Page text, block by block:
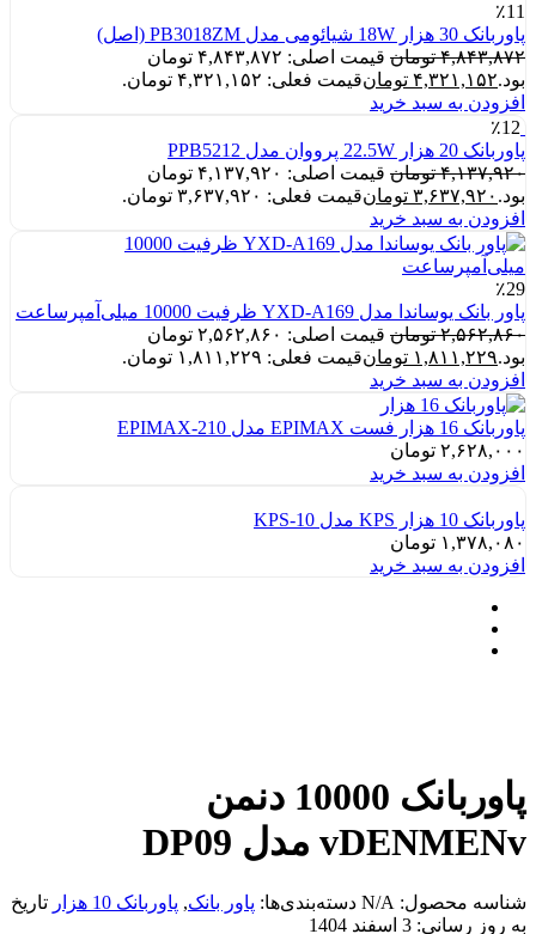
٪11
پاوربانک 30 هزار 18W شیائومی مدل PB3018ZM (اصل)
۴,۸۴۳,۸۷۲ تومان
قیمت اصلی: ۴,۸۴۳,۸۷۲ تومان
بود.۴,۳۲۱,۱۵۲ تومانقیمت فعلی: ۴,۳۲۱,۱۵۲ تومان.
افزودن به سبد خرید
٪12
پاوربانک 20 هزار 22.5W پرووان مدل PPB5212
۴,۱۳۷,۹۲۰ تومان
قیمت اصلی: ۴,۱۳۷,۹۲۰ تومان
بود. ۳,۶۳۷,۹۲۰ تومانقیمت فعلی: ۳,۶۳۷,۹۲۰ تومان.
افزودن به سبد خرید
٪29
پاور بانک یوساندا مدل YXD-A169 ظرفیت 10000 میلی‌آمپرساعت
۲,۵۶۲,۸۶۰ تومان
قیمت اصلی: ۲,۵۶۲,۸۶۰ تومان
بود.۱,۸۱۱,۲۲۹ تومانقیمت فعلی: ۱,۸۱۱,۲۲۹ تومان.
افزودن به سبد خرید
پاوربانک 16 هزار فست EPIMAX مدل EPIMAX-210
۲,۶۲۸,۰۰۰ تومان
افزودن به سبد خرید
پاوربانک 10 هزار KPS مدل KPS-10
۱,۳۷۸,۰۸۰ تومان
افزودن به سبد خرید
پاوربانک 10000 دنمن
vDENMENv مدل DP09
شناسه محصول: N/A دسته‌بندی‌ها: پاور بانک, پاوربانک 10 هزار
تاریخ
به روز رسانی: 3 اسفند 1404